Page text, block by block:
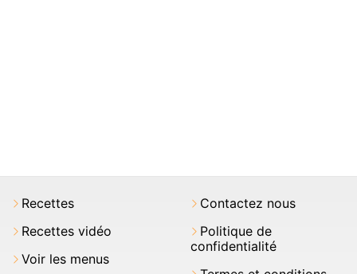
Recettes
Recettes vidéo
Voir les menus
Contactez nous
Politique de
confidentialité